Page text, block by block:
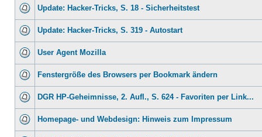
Update: Hacker-Tricks, S. 18 - Sicherheitstest
Update: Hacker-Tricks, S. 319 - Autostart
User Agent Mozilla
Fenstergröße des Browsers per Bookmark ändern
DGR HP-Geheimnisse, 2. Aufl., S. 624 - Favoriten per Link...
Homepage- und Webdesign: Hinweis zum Impressum